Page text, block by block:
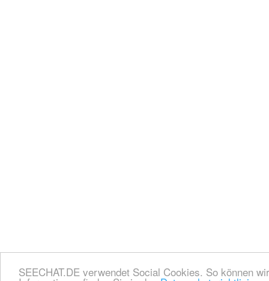
SEECHAT.DE verwendet Social Cookies. So können